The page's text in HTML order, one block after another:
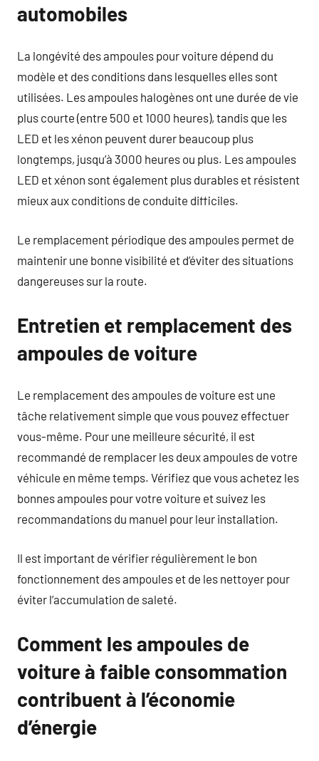
automobiles
La longévité des ampoules pour voiture dépend du
modèle et des conditions dans lesquelles elles sont
utilisées. Les ampoules halogènes ont une durée de vie
plus courte (entre 500 et 1000 heures), tandis que les
LED et les xénon peuvent durer beaucoup plus
longtemps, jusqu’à 3000 heures ou plus. Les ampoules
LED et xénon sont également plus durables et résistent
mieux aux conditions de conduite difficiles.
Le remplacement périodique des ampoules permet de
maintenir une bonne visibilité et d’éviter des situations
dangereuses sur la route.
Entretien et remplacement des
ampoules de voiture
Le remplacement des ampoules de voiture est une
tâche relativement simple que vous pouvez effectuer
vous-même. Pour une meilleure sécurité, il est
recommandé de remplacer les deux ampoules de votre
véhicule en même temps. Vérifiez que vous achetez les
bonnes ampoules pour votre voiture et suivez les
recommandations du manuel pour leur installation.
Il est important de vérifier régulièrement le bon
fonctionnement des ampoules et de les nettoyer pour
éviter l’accumulation de saleté.
Comment les ampoules de
voiture à faible consommation
contribuent à l’économie
d’énergie